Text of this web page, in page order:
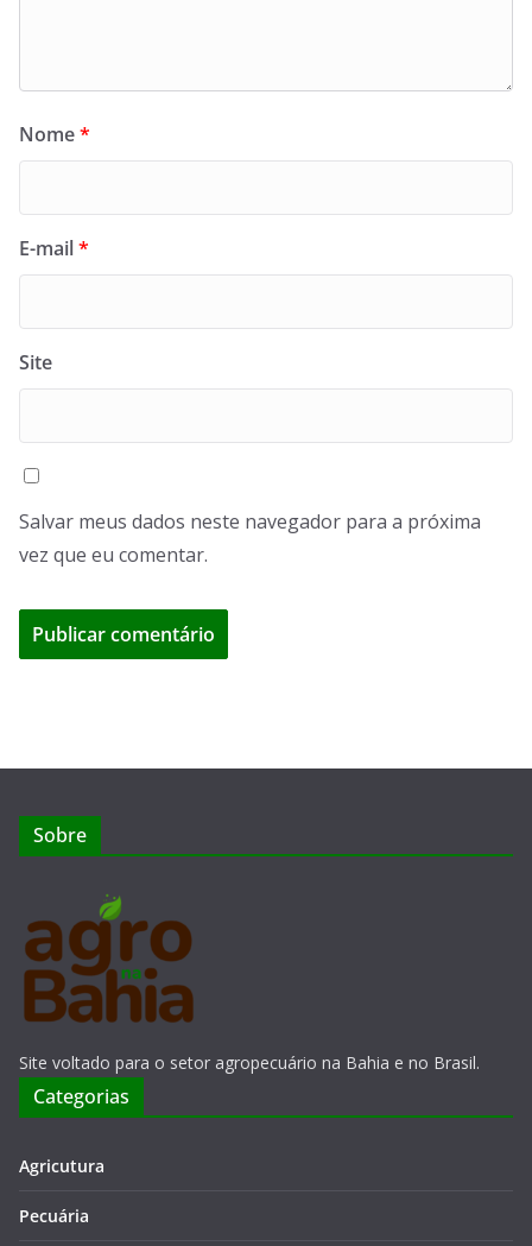
Nome*
E-mail*
Site
Salvar meus dados neste navegador para a próxima
vez que eu comentar.
Sobre
Site voltado para o setor agropecuário na Bahia e no Brasil.
Categorias
Agricutura
Pecuária